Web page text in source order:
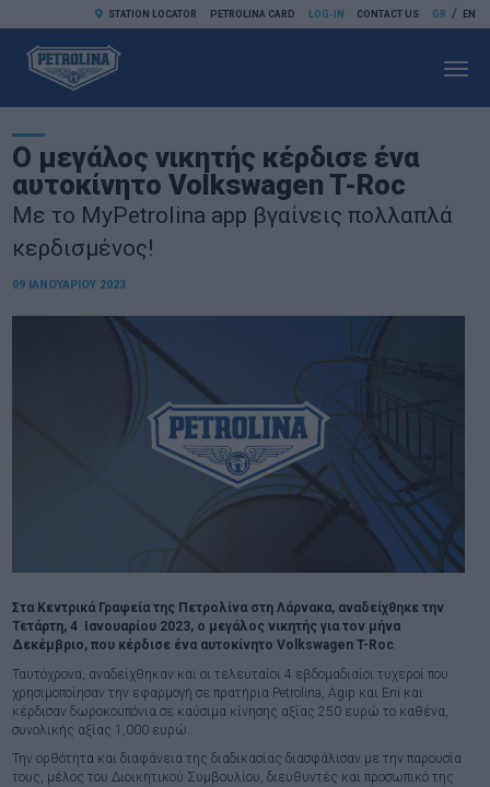
GR / EN
STATION LOCATOR PETROLINA CARD LOG-IN CONTACT US
Ο μεγάλος νικητής κέρδισε ένα
αυτοκίνητο Volkswagen T-Roc
Με το MyPetrolina app βγαίνεις πολλαπλά
κερδισμένος!
09 ΙΑΝΟΥΑΡΊΟΥ 2023
Στα Κεντρικά Γραφεία της Πετρολίνα στη Λάρνακα, αναδείχθηκε την
Τετάρτη, 4 Ιανουαρίου 2023, ο μεγάλος νικητής για τον μήνα
Δεκέμβριο, που κέρδισε ένα αυτοκίνητο Volkswagen T-Roc.
Ταυτόχρονα, αναδείχθηκαν και οι τελευταίοι 4 εβδομαδιαίοι τυχεροί που
χρησιμοποίησαν την εφαρμογή σε πρατήρια Petrolina, Agip και Eni και
κέρδισαν δωροκουπόνια σε καύσιμα κίνησης αξίας 250 ευρώ το καθένα,
συνολικής αξίας 1,000 ευρώ.
Την ορθότητα και διαφάνεια της διαδικασίας διασφάλισαν με την παρουσία
τους, μέλος του Διοικητικού Συμβουλίου, διευθυντές και προσωπικό της